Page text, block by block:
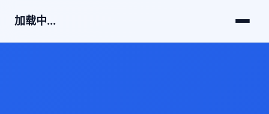
加载中...